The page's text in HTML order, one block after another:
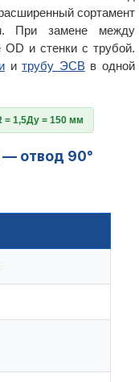
сортамент
При замене между
OD и стенки с трубой.
итрубу ЭСВв одной
= 1,5Ду = 150 мм
— отвод 90°